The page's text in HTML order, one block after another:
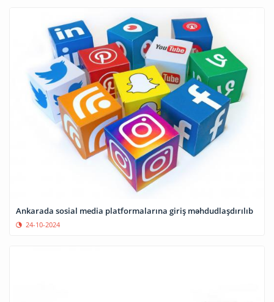
Ankarada sosial media platformalarına giriş məhdudlaşdırılıb
24-10-2024